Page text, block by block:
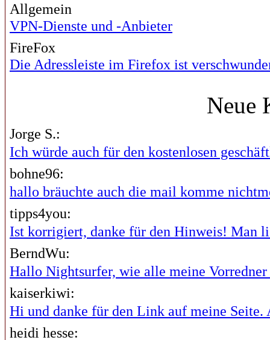
Allgemein
VPN-Dienste und -Anbieter
FireFox
Die Adressleiste im Firefox ist
Neue
Jorge S.:
Ich würde auch für den kostenlosen
bohne96:
hallo bräuchte auch die mail komme
tipps4you:
Ist korrigiert, danke für den Hinweis! Man
BerndWu:
Hallo Nightsurfer, wie alle meine
kaiserkiwi:
Hi und danke für den Link auf meine
heidi hesse: